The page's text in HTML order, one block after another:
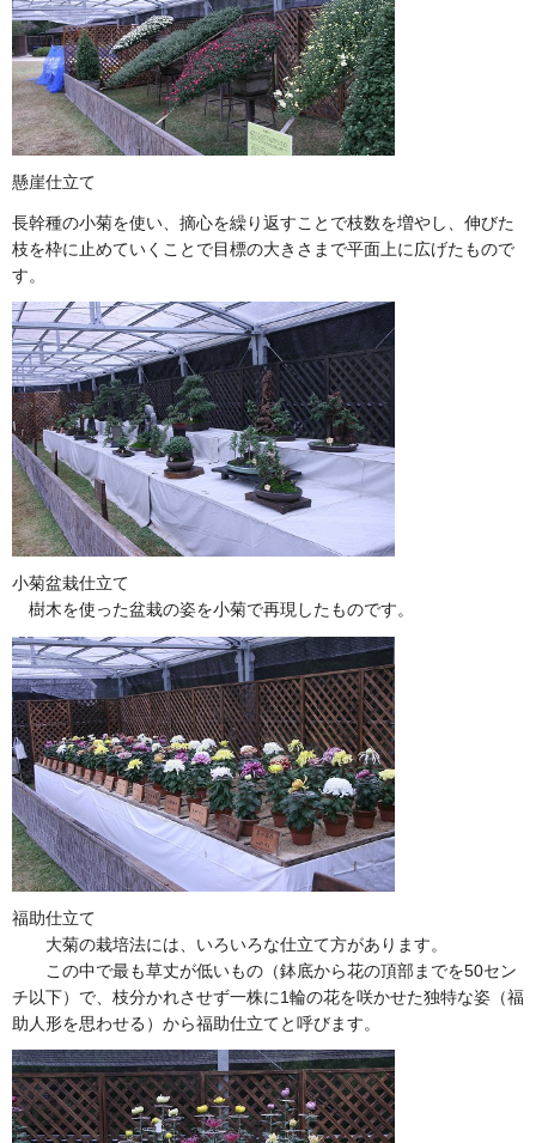
懸崖仕立て
長幹種の小菊を使い、摘心を繰り返すことで枝数を増やし、伸びた
枝を枠に止めていくことで目標の大きさまで平面上に広げたもので
す。
小菊盆栽仕立て
樹木を使った盆栽の姿を小菊で再現したものです。
福助仕立て
大菊の栽培法には、いろいろな仕立て方があります。
この中で最も草丈が低いもの（鉢底から花の頂部までを50セン
チ以下）で、枝分かれさせず一株に1輪の花を咲かせた独特な姿（福
助人形を思わせる）から福助仕立てと呼びます。